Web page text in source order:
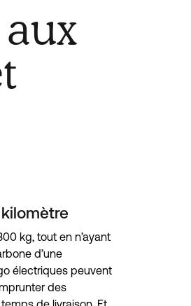
kg, tout en n’ayant
d’une
électriques peuvent
des